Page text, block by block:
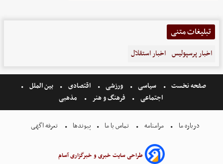
تبلیغات متنی
اخبار پرسپولیس اخبار استقلال
صفحه نخست سیاسی ورزشی اقتصادی
بین الملل
اجتماعی
فرهنگ و هنر مذهبی
درباره ما مرامنامه تماس با ما پیوندها تعرفه اگهی
طراحی سایت خبری و خبرگزاری آسام